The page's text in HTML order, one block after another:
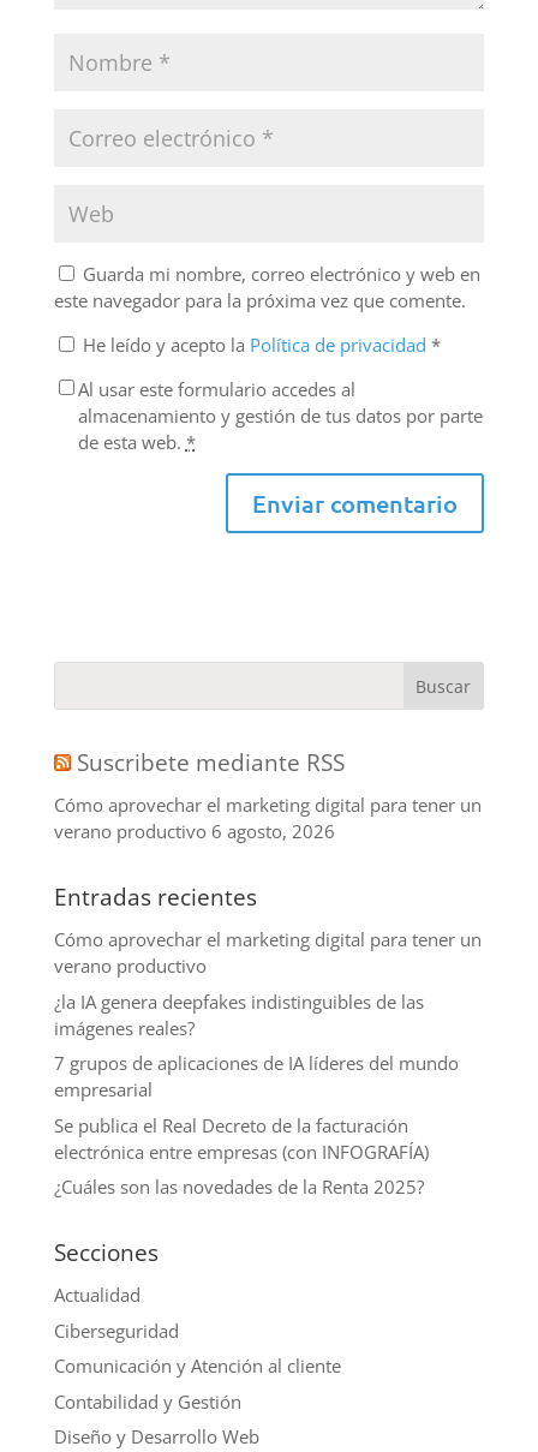
Guarda mi nombre, correo electrónico y web en
este navegador para la próxima vez que comente.
He leído y acepto la Política de privacidad *
Al usar este formulario accedes al
almacenamiento y gestión de tus datos por parte
de esta web. *
Suscribete mediante RSS
Cómo aprovechar el marketing digital para tener un
verano productivo 6 agosto, 2026
Entradas recientes
Cómo aprovechar el marketing digital para tener un
verano productivo
¿la IA genera deepfakes indistinguibles de las
imágenes reales?
7 grupos de aplicaciones de IA líderes del mundo
empresarial
Se publica el Real Decreto de la facturación
electrónica entre empresas (con INFOGRAFÍA)
¿Cuáles son las novedades de la Renta 2025?
Secciones
Actualidad
Ciberseguridad
Comunicación y Atención al cliente
Contabilidad y Gestión
Diseño y Desarrollo Web